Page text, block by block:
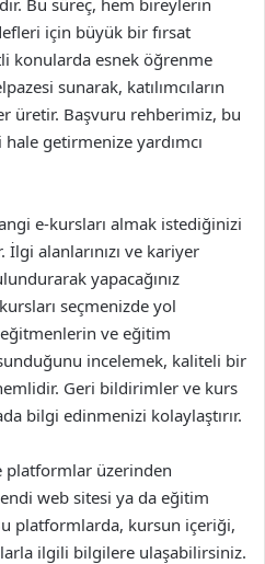
Bu süreç, hem bireylerin
için büyük bir fırsat
konularda esnek öğrenme
sunarak, katılımcıların
üretir. Başvuru rehberimiz, bu
getirmenize yardımcı
e-kursları almak istediğinizi
alanlarınızı ve kariyer
yapacağınız
seçmenizde yol
ve eğitim
incelemek, kaliteli bir
Geri bildirimler ve kurs
bilgi edinmenizi kolaylaştırır.
platformlar üzerinden
web sitesi ya da eğitim
platformlarda, kursun içeriği,
ilgili bilgilere ulaşabilirsiniz.